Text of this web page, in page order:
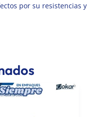
por su resistencias y